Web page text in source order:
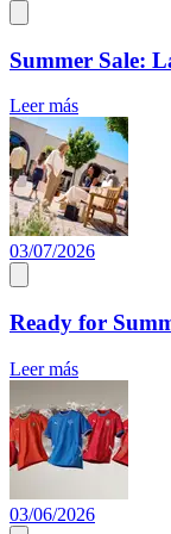
Summer Sale:
Leer más
03/07/2026
Ready for
Leer más
03/06/2026